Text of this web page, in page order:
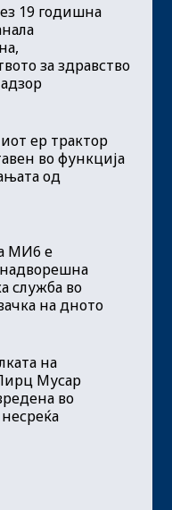
19 годишна
за здравство
ер трактор
во функција
од
МИ6 е
служба во
на дното
на
Мусар
во